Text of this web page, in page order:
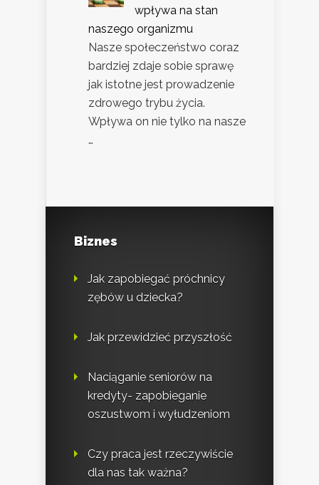
wpływa na stan
naszego organizmu
Nasze społeczeństwo coraz
bardziej zdaje sobie sprawę
jak istotne jest prowadzenie
zdrowego trybu życia.
Wpływa on nie tylko na nasze
…
Biznes
Jak zapobiegać próchnicy
zębów u dziecka?
Jak przewidzieć przyszłość
Naciąganie seniorów na
kredyty- zapobieganie
oszustwom i wyłudzeniom
Czy praca jest rzeczywiście
dla nas tak ważna?